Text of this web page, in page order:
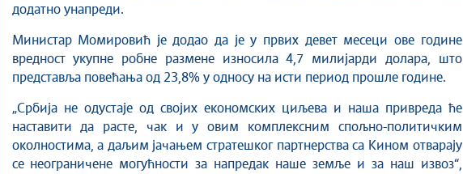
додатно унапреди.
Министар Момировић је додао да је у првих девет месеци ове године
вредност укупне робне размене износила 4,7 милијарди долара, што
представља повећања од 23,8% у односу на исти период прошле године.
„Србија не одустаје од својих економских циљева и наша привреда ће
наставити да расте, чак и у овим комплексним спољно-политичким
околностима, а даљим јачањем стратешког партнерства са Кином отварају
се неограничене могућности за напредак наше земље и за наш извоз“,